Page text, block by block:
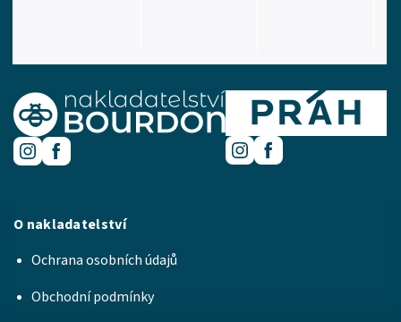
O nakladatelství
Ochrana osobních údajů
Obchodní podmínky